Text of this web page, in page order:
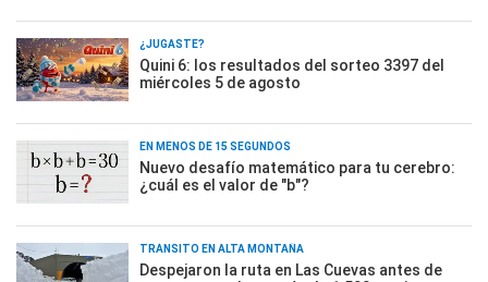
¿JUGASTE?
Quini 6: los resultados del sorteo 3397 del
miércoles 5 de agosto
EN MENOS DE 15 SEGUNDOS
Nuevo desafío matemático para tu cerebro:
¿cuál es el valor de "b"?
TRÁNSITO EN ALTA MONTAÑA
Despejaron la ruta en Las Cuevas antes de